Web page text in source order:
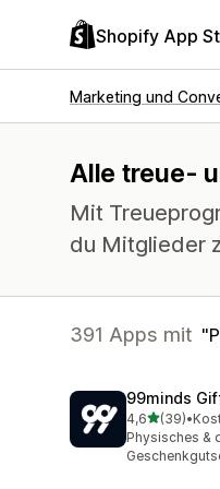
Shopify App
Marketing und
Alle treue-
Mit
du Mitglieder
391 Apps mit
99minds
4,6von 5
(39)
39 •
Physisches &